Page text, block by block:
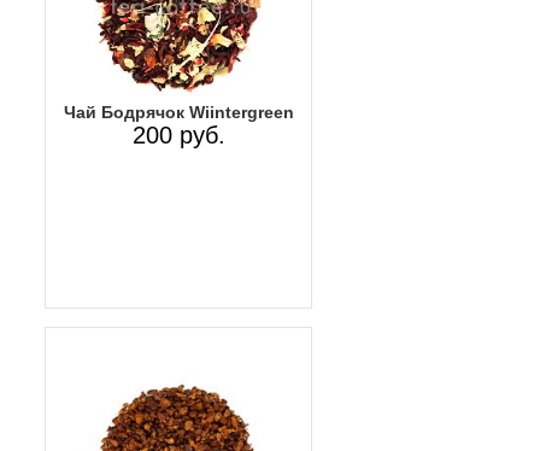
Чай Бодрячок Wiintergreen
200 руб.